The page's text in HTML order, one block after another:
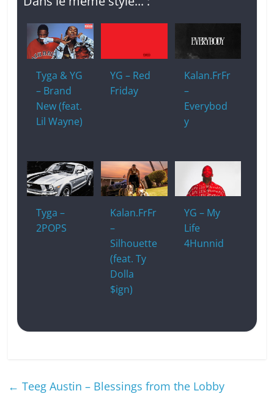
Tyga & YG
– Brand
New (feat.
Lil Wayne)
YG – Red
Friday
Kalan.FrFr
–
Everybod
y
Tyga –
2POPS
Kalan.FrFr
–
Silhouette
(feat. Ty
Dolla
$ign)
YG – My
Life
4Hunnid
← Teeg Austin – Blessings from the Lobby